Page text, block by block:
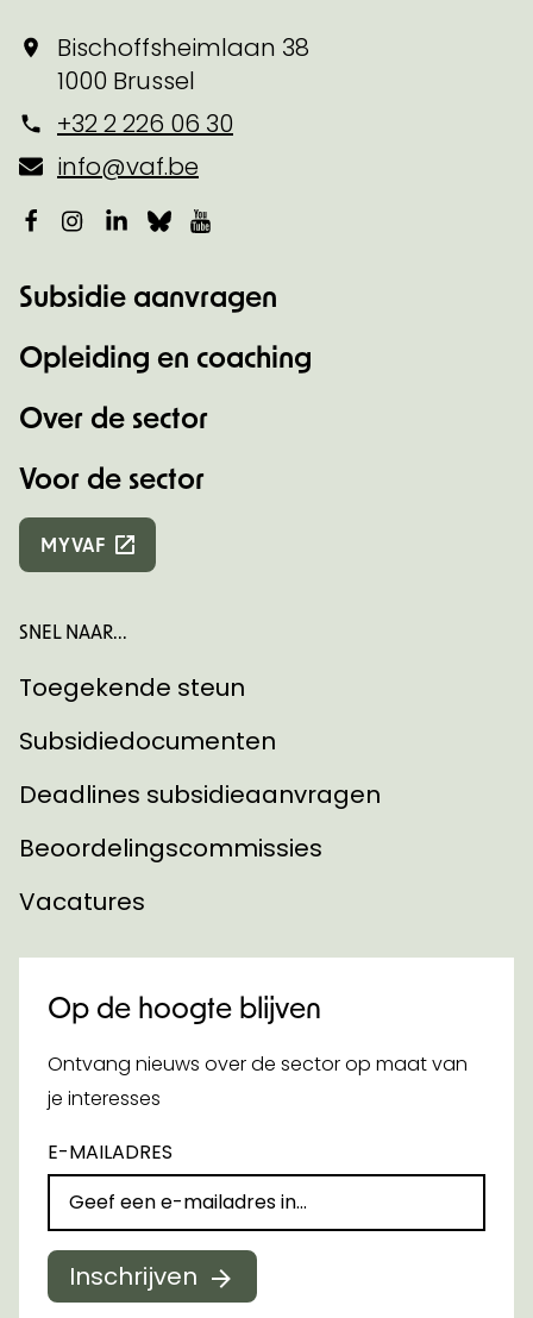
Bischoffsheimlaan 38
1000 Brussel
+32 2 226 06 30
info@vaf.be
Facebook
Instagram
LinkedIn
Bluesky
Subsidie aanvragen
Opleiding en coaching
Over de sector
Voor de sector
MYVAF
SNEL NAAR...
Toegekende steun
Subsidiedocumenten
Deadlines subsidieaanvragen
Beoordelingscommissies
Vacatures
Op de hoogte blijven
Ontvang nieuws over de sector op maat van
je interesses
E-MAILADRES
Inschrijven